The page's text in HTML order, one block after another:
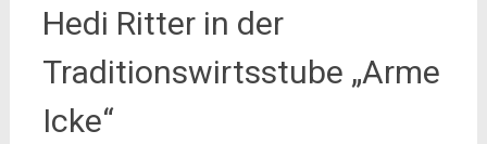
Hedi Ritter in der
Traditionswirtsstube „Arme
Icke“